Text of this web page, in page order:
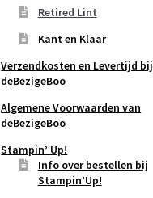
Retired Lint
Kant en Klaar
Verzendkosten en Levertijd bij
deBezigeBoo
Algemene Voorwaarden van
deBezigeBoo
Stampin’ Up!
Info over bestellen bij
Stampin’Up!